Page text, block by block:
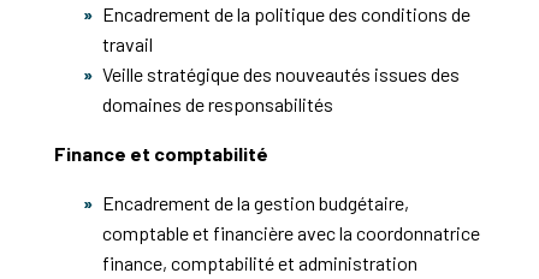
Encadrement de la politique des conditions de
travail
Veille stratégique des nouveautés issues des
domaines de responsabilités
Finance et comptabilité
Encadrement de la gestion budgétaire,
comptable et financière avec la coordonnatrice
finance, comptabilité et administration